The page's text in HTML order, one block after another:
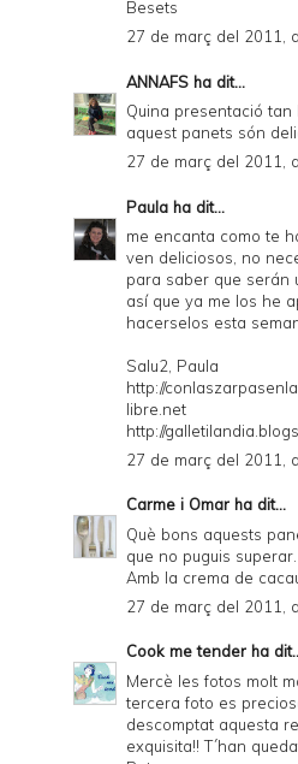
Besets
27 de març del 2011,
ANNAFS ha dit...
Quina presentació tan
aquest panets són
27 de març del 2011,
Paula ha dit...
me encanta como te
ven deliciosos, no
para saber que serán
así que ya me los he
hacerselos esta
Salu2, Paula
http://
libre.net
http://
27 de març del 2011,
Carme i Omar ha dit...
Què bons aquests
que no puguis superar.
Amb la crema de
27 de març del 2011,
Cook me tender ha
Mercè les fotos molt
tercera foto es
descomptat aquesta
exquisita!! T´han